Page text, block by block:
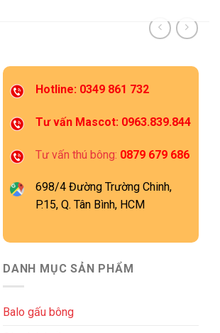
Hotline: 0349 861 732
Tư vấn Mascot: 0963.839.844
Tư vấn thú bông: 0879 679 686
698/4 Đường Trường Chinh,
P.15, Q. Tân Bình, HCM
DANH MỤC SẢN PHẨM
Balo gấu bông